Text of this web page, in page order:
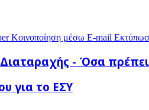
Κοινοποίηση μέσω E-mail
- Όσα
για το ΕΣΥ